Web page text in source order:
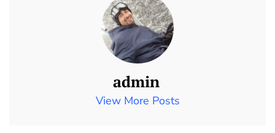
admin
View More Posts